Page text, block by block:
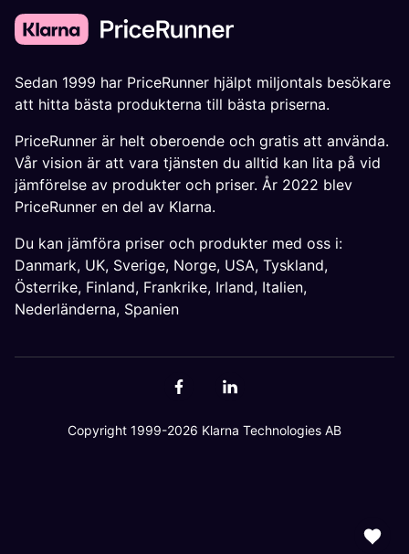
Sedan 1999 har PriceRunner hjälpt miljontals besökare
att hitta bästa produkterna till bästa priserna.
PriceRunner är helt oberoende och gratis att använda.
Vår vision är att vara tjänsten du alltid kan lita på vid
jämförelse av produkter och priser. År 2022 blev
PriceRunner en del av Klarna.
Du kan jämföra priser och produkter med oss i:
Danmark, UK, Sverige, Norge, USA, Tyskland,
Österrike, Finland, Frankrike, Irland, Italien,
Nederländerna, Spanien
Copyright 1999-2026 Klarna Technologies AB